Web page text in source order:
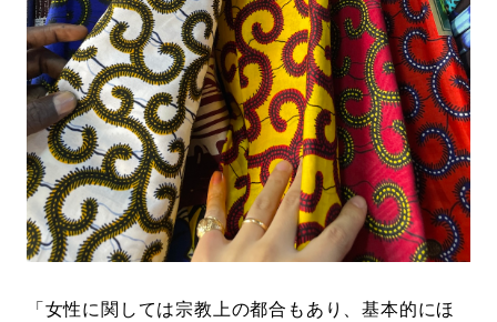
「女性に関しては宗教上の都合もあり、基本的にほ